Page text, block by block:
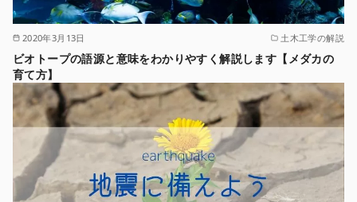
2020年3月13日 土木工学の解説
ビオトープの語源と意味をわかりやすく解説します【メダカの
育て方】